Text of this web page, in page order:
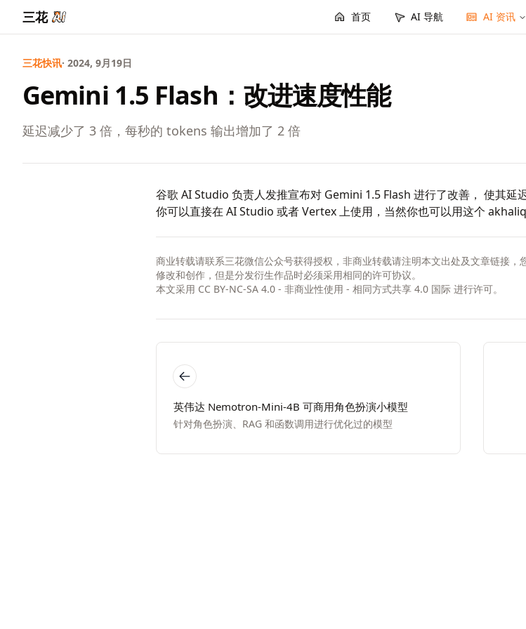
三花 首页 AI 导航 AI 资讯
三花快讯· 2024, 9月19日
Gemini 1.5 Flash：改进速度性能
延迟减少了 3 倍，每秒的 tokens 输出增加了 2 倍
谷歌 AI Studio 负责人发推宣布对 Gemini 1.5 Flash 进行了改善， 使其
你可以直接在 AI Studio 或者Vertex上使用，当然你也可以用这个
商业转载请联系三花微信公众号获得授权，非商业转载请注明本文出处及文章链接
修改和创作，但是分发衍生作品时必须采用相同的许可协议。
本文采用 CC BY-NC-SA 4.0 - 非商业性使用 - 相同方式共享 4.0 国际进行许可。
英伟达 Nemotron-Mini-4B 可商用角色扮演小模型
针对角色扮演、RAG 和函数调用进行优化过的模型